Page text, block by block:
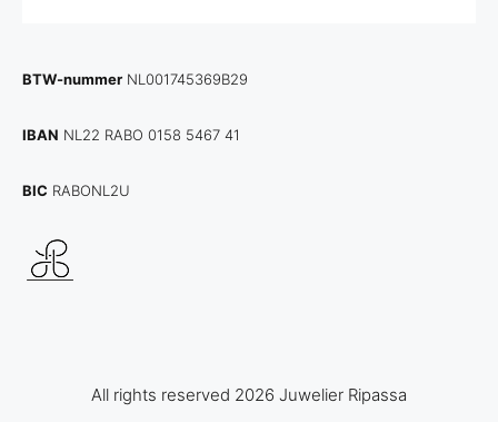
BTW-nummer NL001745369B29
IBAN NL22 RABO 0158 5467 41
BIC RABONL2U
All rights reserved 2026 Juwelier Ripassa